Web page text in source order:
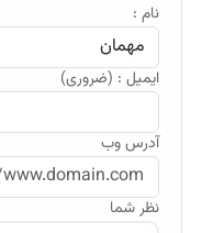
نام :
ایمیل : (ضروری)
آدرس وب
نظر شما